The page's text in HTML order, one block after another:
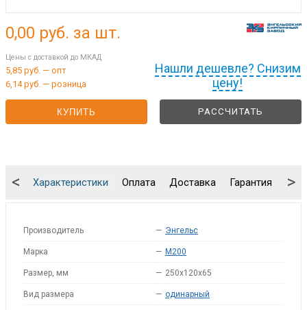
Нашли дешевле? Снизим
цену!
0,00 руб. за шт.
Цены с доставкой до МКАД
5,85 руб. — опт
6,14 руб. — розница
КУПИТЬ РАССЧИТАТЬ
Характеристики Оплата Доставка Гарантия
< >
Производитель — Энгельс
Марка — M200
Размер, мм — 250x120x65
Вид размера — одинарный